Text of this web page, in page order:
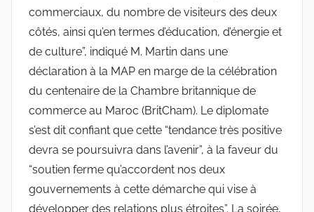
commerciaux, du nombre de visiteurs des deux
côtés, ainsi qu’en termes d’éducation, d’énergie et
de culture”, indiqué M. Martin dans une
déclaration à la MAP en marge de la célébration
du centenaire de la Chambre britannique de
commerce au Maroc (BritCham). Le diplomate
s’est dit confiant que cette “tendance très positive
devra se poursuivra dans l’avenir”, à la faveur du
“soutien ferme qu’accordent nos deux
gouvernements à cette démarche qui vise à
développer des relations plus étroites”. La soirée,